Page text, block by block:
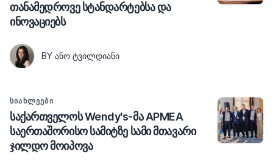
თანამედროვე სტანდარტებსა და
ინოვაციებს
BY ᲐᲜᲝ ᲢᲕᲘᲚᲓᲘᲐᲜᲘ
ᲡᲘᲐᲮᲚᲔᲔᲑᲘ
საქართველოს Wendy's-მა APMEA
საერთაშორისო სამიტზე სამი მთავარი
ჯილდო მოიპოვა